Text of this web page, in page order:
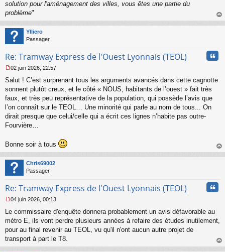
u
solution pour l'aménagement des villes, vous êtes une partie du
problème"
au
Ylliero
Passager
Re: Tramway Express de l'Ouest Lyonnais (TEOL)
e
s
s
g
e
n
l
u
02 juin 2026, 22:57
Salut ! C’est surprenant tous les arguments avancés dans cette cagnotte
sonnent plutôt creux, et le côté « NOUS, habitants de l’ouest » fait très
faux, et très peu représentative de la population, qui possède l’avis que
l’on connaît sur le TEOL… Une minorité qui parle au nom de tous... On
dirait presque que celui/celle qui a écrit ces lignes n’habite pas outre-
Fourvière…
Bonne soir à tous
au
Chris69002
Passager
Re: Tramway Express de l'Ouest Lyonnais (TEOL)
e
s
s
g
04 juin 2026, 00:13
Le commissaire d'enquête donnera probablement un avis défavorable au
métro E, ils vont perdre plusieurs années à refaire des études inutilement,
pour au final revenir au TEOL, vu qu'il n'ont aucun autre projet de
transport à part le T8.
au